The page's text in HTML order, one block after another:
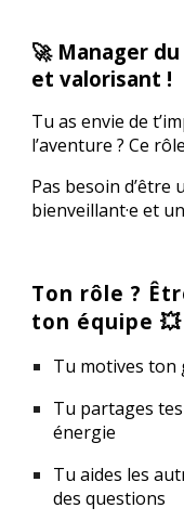
🚀 Manager
et valorisant !
Tu as envie de
l’aventure ? Ce
Pas besoin d’être
bienveillant·e et
Ton rôle ?
ton équipe 💥
Tu motives ton
Tu partages
énergie
Tu aides les
des questions